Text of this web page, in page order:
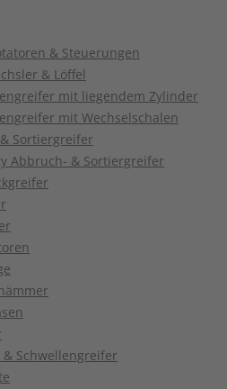
& Steuerungen
& Löffel
mit liegendem Zylinder
mit Wechselschalen
Sortiergreifer
Abbruch- & Sortiergreifer
& Schwellengreifer